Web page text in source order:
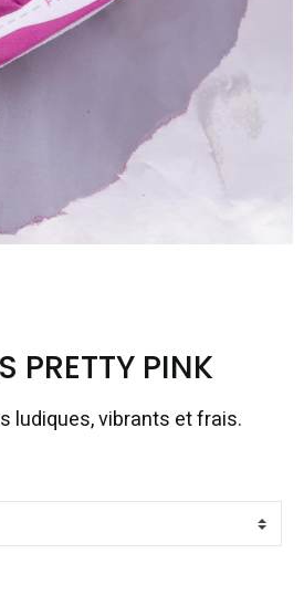
PRETTY PINK
ludiques, vibrants et frais.